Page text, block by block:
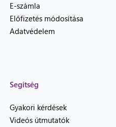
E-számla
Előfizetés módosítása
Adatvédelem
Segítség
Gyakori kérdések
Videós útmutatók